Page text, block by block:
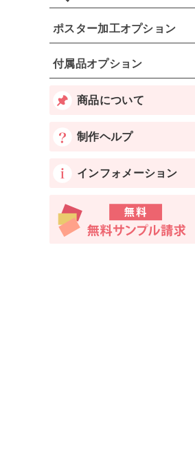
ポスター加工オプション
付属品オプション
商品について
制作ヘルプ
インフォメーション